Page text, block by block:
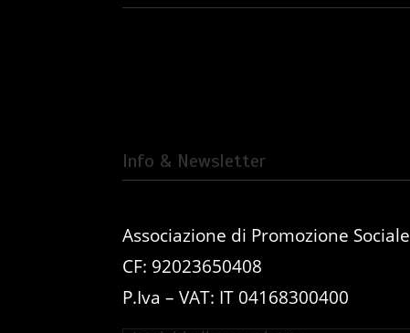
Info & Newsletter
Associazione di Promozione Sociale
CF: 92023650408
P.Iva – VAT: IT 04168300400